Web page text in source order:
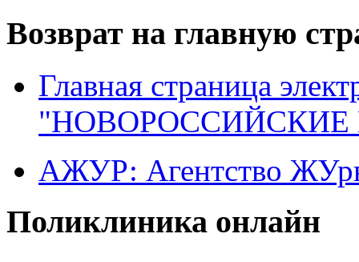
Возврат на главную
Главная страница
"НОВОРОССИЙСКИЕ
АЖУР: Агентство
Поликлиника онлайн